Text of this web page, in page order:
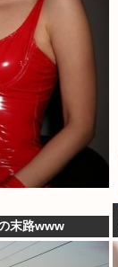
末路www